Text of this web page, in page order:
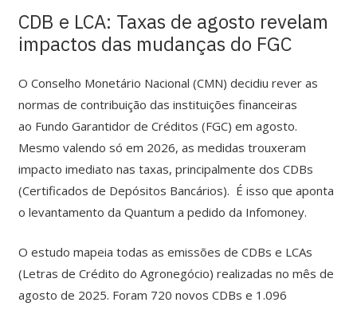
CDB e LCA: Taxas de agosto revelam
impactos das mudanças do FGC
O Conselho Monetário Nacional (CMN) decidiu rever as
normas de contribuição das instituições financeiras
ao Fundo Garantidor de Créditos (FGC) em agosto.
Mesmo valendo só em 2026, as medidas trouxeram
impacto imediato nas taxas, principalmente dos CDBs
(Certificados de Depósitos Bancários). É isso que aponta
o levantamento da Quantum a pedido da Infomoney.
O estudo mapeia todas as emissões de CDBs e LCAs
(Letras de Crédito do Agronegócio) realizadas no mês de
agosto de 2025. Foram 720 novos CDBs e 1.096